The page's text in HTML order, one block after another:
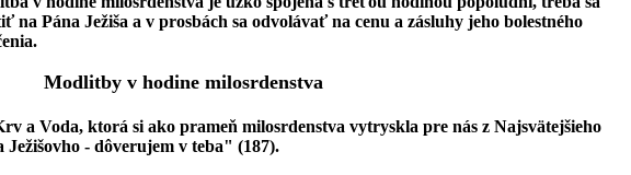
na Pána Ježiša a v prosbách sa odvolávať na cenu a zásluhy jeho bolestného
Modlitby v hodine milosrdenstva
a Voda, ktorá si ako prameň milosrdenstva vytryskla pre nás z Najsvätejšieho
Ježišovho - dôverujem v teba" (187).